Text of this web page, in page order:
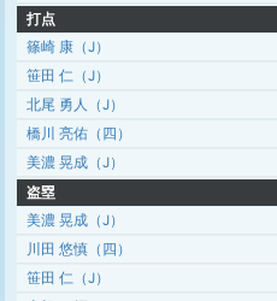
打点
篠崎 康（J）
笹田 仁（J）
北尾 勇人（J）
橋川 亮佑（四）
美濃 晃成（J）
盗塁
美濃 晃成（J）
川田 悠慎（四）
笹田 仁（J）